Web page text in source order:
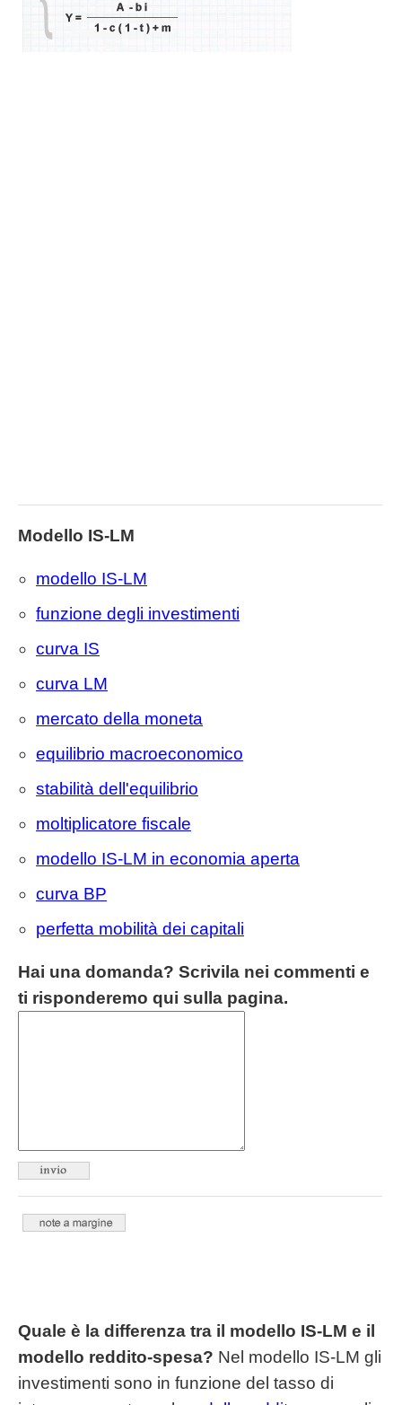
Modello IS-LM
modello IS-LM
funzione degli investimenti
curva IS
curva LM
mercato della moneta
equilibrio macroeconomico
stabilità dell'equilibrio
moltiplicatore fiscale
modello IS-LM in economia aperta
curva BP
perfetta mobilità dei capitali
Hai una domanda? Scrivila nei commenti e
ti risponderemo qui sulla pagina.
Quale è la differenza tra il modello IS-LM e il
modello reddito-spesa? Nel modello IS-LM gli
investimenti sono in funzione del tasso di